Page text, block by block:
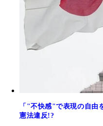
「"不快感"で表現の自由
憲法違反!?